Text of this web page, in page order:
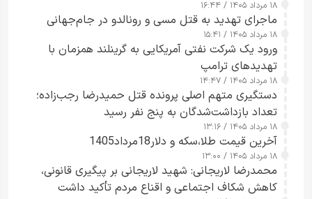
۱۸ مرداد ۱۴۰۵ / ۱۶:۴۴
ماجرای تهدید به قتل مسی و رونالدو در جام‌جهانی
۱۸ مرداد ۱۴۰۵ / ۱۵:۴۱
ورود یک شرکت نفتی آمریکایی به گرینلند همزمان با
تهدیدهای ترامپ
۱۸ مرداد ۱۴۰۵ / ۱۴:۴۷
دستگیری متهم اصلی پرونده قتل حمیدرضا رجب‌زاده؛
تعداد بازداشت‌شدگان به پنج نفر رسید
۱۸ مرداد ۱۴۰۵ / ۱۳:۱۶
آخرین قیمت طلا،سکه و دلار18مرداد1405
۱۸ مرداد ۱۴۰۵ / ۱۳:۰۰
محمدرضا لاریجانی: شهید لاریجانی بر پیگیری قانونی،
کاهش شکاف اجتماعی و اقناع مردم تأکید داشت